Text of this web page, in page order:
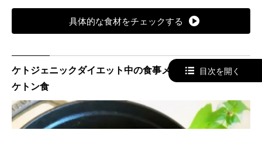
具体的な食材をチェックする
ケトジェニックダイエット中の食事メニュー4. 回鍋肉風
ケトン食
目次を開く